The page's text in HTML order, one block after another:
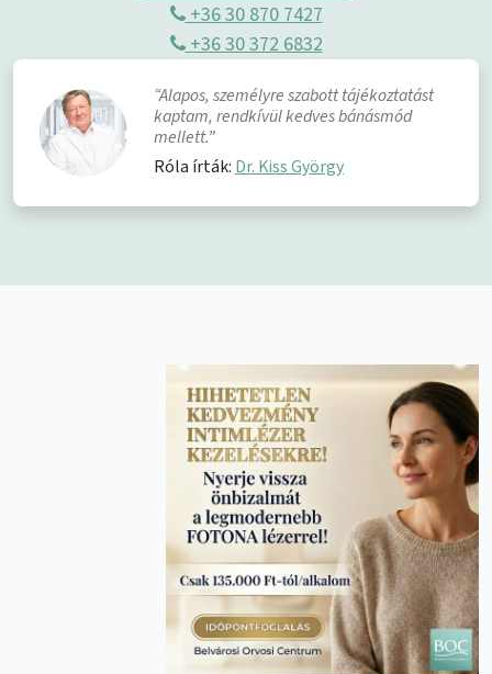
+36 30 870 7427
+36 30 372 6832
“Alapos, személyre szabott tájékoztatást
kaptam, rendkívül kedves bánásmód
mellett.”
Róla írták: Dr. Kiss György